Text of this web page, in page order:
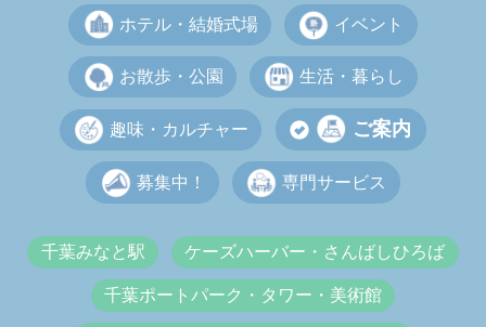
ホテル・結婚式場 イベント
お散歩・公園 生活・暮らし
趣味・カルチャー ご案内
募集中！ 専門サービス
千葉みなと駅 ケーズハーバー・さんばしひろば
千葉ポートパーク・タワー・美術館